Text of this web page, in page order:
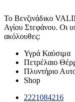
Το Βενζινάδικο
Αγίου Στεφάνου. Οι
ακόλουθες:
Υγρά Καύσιμα
Πετρέλαιο
Πλυντήριο
Shop
2221084216